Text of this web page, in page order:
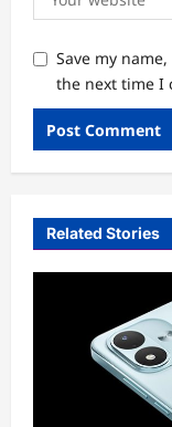
Save my
the next time I
Related Stories